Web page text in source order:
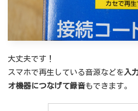
大丈夫です！
スマホで再生している音源などを入
オ機器につなげて録音もできます。